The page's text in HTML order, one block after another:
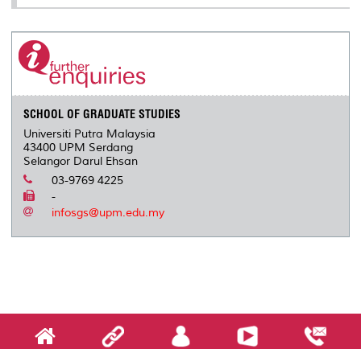
SCHOOL OF GRADUATE STUDIES
Universiti Putra Malaysia
43400 UPM Serdang
Selangor Darul Ehsan
03-9769 4225
-
infosgs@upm.edu.my